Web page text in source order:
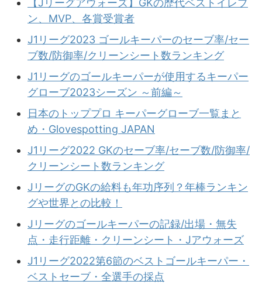
【Jリーグアウォーズ】GKの歴代ベストイレブ
ン、MVP、各賞受賞者
J1リーグ2023 ゴールキーパーのセーブ率/セー
ブ数/防御率/クリーンシート数ランキング
J1リーグのゴールキーパーが使用するキーパー
グローブ2023シーズン ～前編～
日本のトッププロ キーパーグローブ一覧まと
め・Glovespotting JAPAN
J1リーグ2022 GKのセーブ率/セーブ数/防御率/
クリーンシート数ランキング
JリーグのGKの給料も年功序列？年棒ランキン
グや世界との比較！
Jリーグのゴールキーパーの記録/出場・無失
点・走行距離・クリーンシート・Jアウォーズ
J1リーグ2022第6節のベストゴールキーパー・
ベストセーブ・全選手の採点